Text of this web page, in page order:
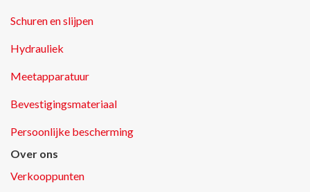
Schuren en slijpen
Hydrauliek
Meetapparatuur
Bevestigingsmateriaal
Persoonlijke bescherming
Over ons
Verkooppunten